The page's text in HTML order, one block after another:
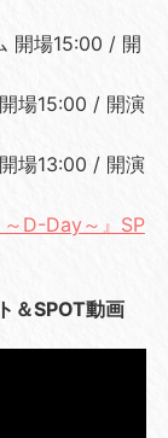
開場15:00 / 開
場15:00 / 開演
場13:00 / 開演
～D-Day～』SP
＆SPOT動画